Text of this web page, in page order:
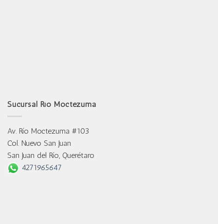
Sucursal Río Moctezuma
Av. Río Moctezuma #103
Col. Nuevo San Juan
San Juan del Río, Querétaro
4271965647